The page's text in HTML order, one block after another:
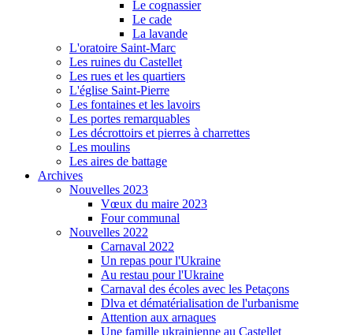
Le cognassier
Le cade
La lavande
L'oratoire Saint-Marc
Les ruines du Castellet
Les rues et les quartiers
L'église Saint-Pierre
Les fontaines et les lavoirs
Les portes remarquables
Les décrottoirs et pierres à charrettes
Les moulins
Les aires de battage
Archives
Nouvelles 2023
Vœux du maire 2023
Four communal
Nouvelles 2022
Carnaval 2022
Un repas pour l'Ukraine
Au restau pour l'Ukraine
Carnaval des écoles avec les Petaçons
Dlva et dématérialisation de l'urbanisme
Attention aux arnaques
Une famille ukrainienne au Castellet